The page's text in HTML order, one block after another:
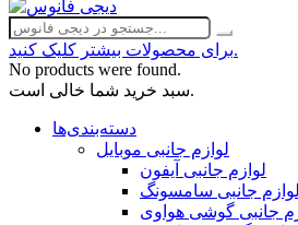
برای محصولات بیشتر کلیک کنید.
No products were found.
سبد خرید شما خالی است.
دسته‌بندی‌ها
لوازم جانبی موبایل
لوازم جانبی آیفون
لوازم جانبی سامسونگ
جانبی گوشی هواوی